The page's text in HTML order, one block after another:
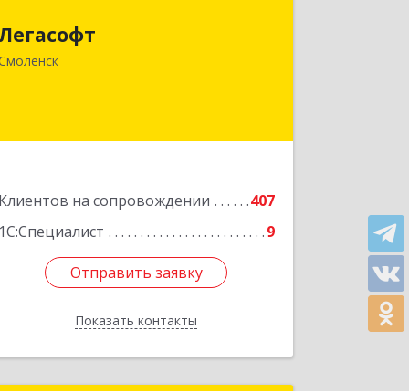
Клиентов на сопровождении
407
1С:Специалист
9
Отправить заявку
Показать контакты
214018, Смоленская обл, Смоленск г,
Ново-Рославльская ул, дом № 13
Отправить заявку
Назад